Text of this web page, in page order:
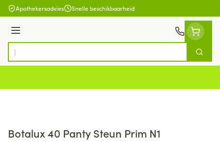
Ga naar de inhoud
Apothekersadvies Snelle beschikbaarheid
Menu
Product, merk, categorie...
Zoek
Botalux 40 Panty Steun Prim N1